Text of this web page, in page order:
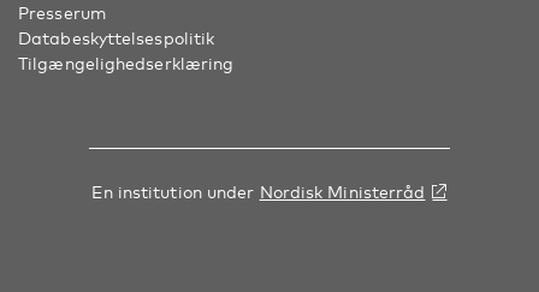
Presserum
Databeskyttelsespolitik
Tilgængelighedserklæring
En institution under Nordisk Ministerråd